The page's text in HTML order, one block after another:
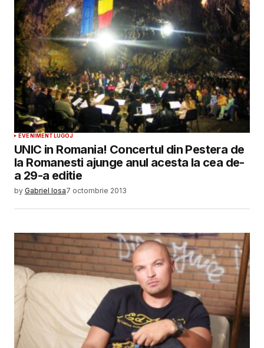
EVENIMENTLUGOJ
UNIC in Romania! Concertul din Pestera de
la Romanesti ajunge anul acesta la cea de-
a 29-a editie
by Gabriel Iosa7 octombrie 2013